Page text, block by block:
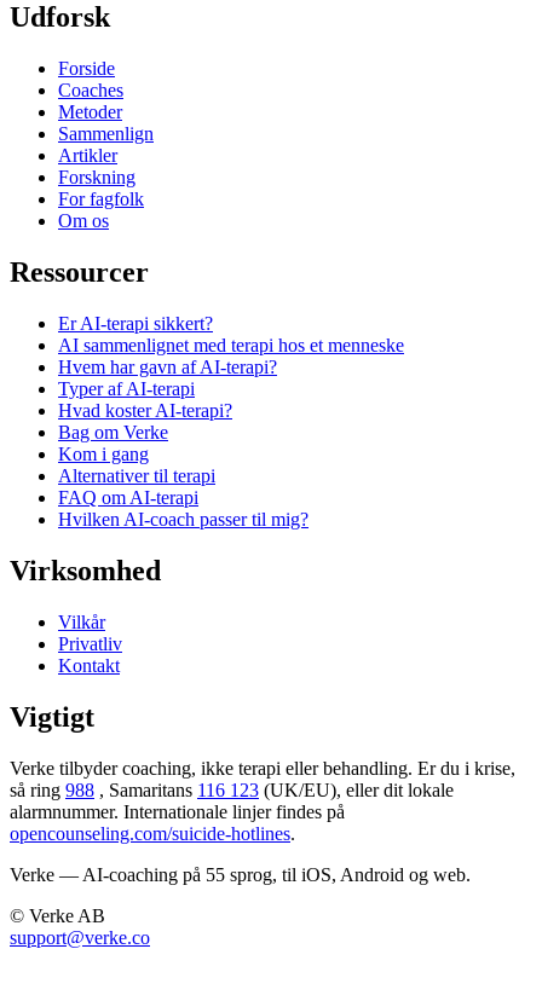
Udforsk
Forside
Coaches
Metoder
Sammenlign
Artikler
Forskning
For fagfolk
Om os
Ressourcer
Er AI-terapi sikkert?
AI sammenlignet med terapi hos et menneske
Hvem har gavn af AI-terapi?
Typer af AI-terapi
Hvad koster AI-terapi?
Bag om Verke
Kom i gang
Alternativer til terapi
FAQ om AI-terapi
Hvilken AI-coach passer til mig?
Virksomhed
Vilkår
Privatliv
Kontakt
Vigtigt
Verke tilbyder coaching, ikke terapi eller behandling. Er du i krise,
så ring 988 , Samaritans 116 123 (UK/EU), eller dit lokale
alarmnummer. Internationale linjer findes på
opencounseling.com/suicide-hotlines.
Verke — AI-coaching på 55 sprog, til iOS, Android og web.
© Verke AB
support@verke.co